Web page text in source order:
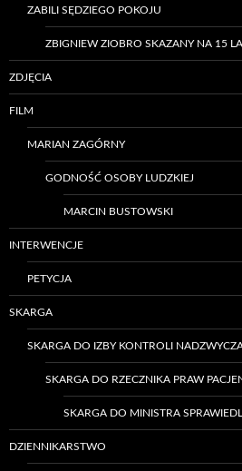
ZABILI SĘDZIEGO POKOJU
ZBIGNIEW ZIOBRO SKAZANY NA 15
ZDJĘCIA
FILM
MARIAN ZAGÓRNY
GODNOŚĆ OSOBY LUDZKIEJ
MARCIN BUSTOWSKI
INTERWENCJE
PETYCJA
SKARGA
SKARGA DO IZBY KONTROLI
SKARGA DO RZECZNIKA PRAW
SKARGA DO MINISTRA
DZIENNIKARSTWO